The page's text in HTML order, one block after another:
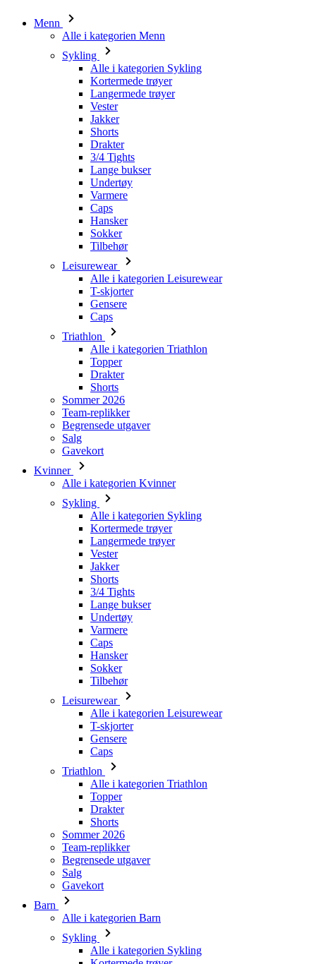
Menn
Alle i kategorien Menn
Sykling
Alle i kategorien Sykling
Kortermede trøyer
Langermede trøyer
Vester
Jakker
Shorts
Drakter
3/4 Tights
Lange bukser
Undertøy
Varmere
Caps
Hansker
Sokker
Tilbehør
Leisurewear
Alle i kategorien Leisurewear
T-skjorter
Gensere
Caps
Triathlon
Alle i kategorien Triathlon
Topper
Drakter
Shorts
Sommer 2026
Team-replikker
Begrensede utgaver
Salg
Gavekort
Kvinner
Alle i kategorien Kvinner
Sykling
Alle i kategorien Sykling
Kortermede trøyer
Langermede trøyer
Vester
Jakker
Shorts
3/4 Tights
Lange bukser
Undertøy
Varmere
Caps
Hansker
Sokker
Tilbehør
Leisurewear
Alle i kategorien Leisurewear
T-skjorter
Gensere
Caps
Triathlon
Alle i kategorien Triathlon
Topper
Drakter
Shorts
Sommer 2026
Team-replikker
Begrensede utgaver
Salg
Gavekort
Barn
Alle i kategorien Barn
Sykling
Alle i kategorien Sykling